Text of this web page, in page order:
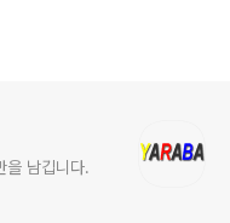
을 남깁니다.